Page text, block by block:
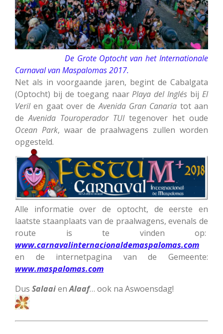
De Grote Optocht van het Internationale
Carnaval van Maspalomas 2017.
Net als in voorgaande jaren, begint de Cabalgata
(Optocht) bij de toegang naarPlaya del Inglés bijEl
Verilen gaat over deAvenida Gran Canaria tot aan
deAvenida Touroperador TUItegenover het oude
Ocean Park, waar de praalwagens zullen worden
opgesteld.
Alle informatie over de optocht, de eerste en
laatste staanplaats van de praalwagens, evenals de
route is te vinden op:
www.carnavalinternacionaldemaspalomas.com
en de internetpagina van de Gemeente:
www.maspalomas.com
Dus SalaaienAlaaf… ook na Aswoensdag!